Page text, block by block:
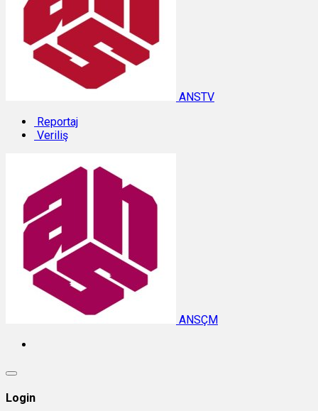
ANSTV
Reportaj
Veriliş
ANSÇM
Login